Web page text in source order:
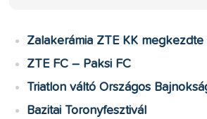
Zalakerámia ZTE KK
ZTE FC – Paksi FC
Triatlon váltó Országos
Bazitai Toronyfesztivál